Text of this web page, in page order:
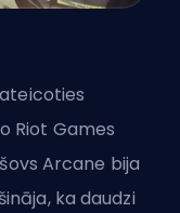
Riot Games
Arcane bija
ka daudzi